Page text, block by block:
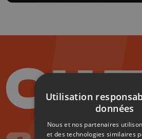
Utilisation
données
Nous et nos partenaires
et des technologies similaires